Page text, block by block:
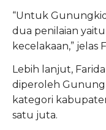
“Untuk
dua penilaian
kecelakaan,” jelas
Lebih lanjut,
diperoleh
kategori
satu juta.